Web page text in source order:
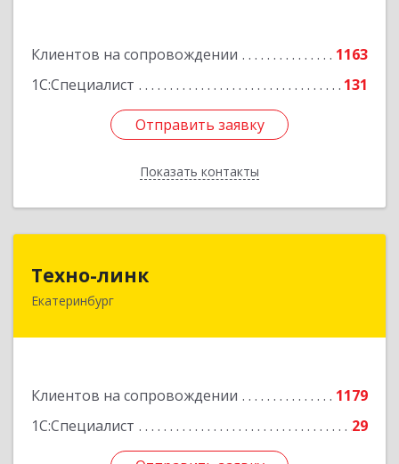
Клиентов на сопровождении
1163
1С:Специалист
131
Отправить заявку
Показать контакты
Подробнее
Отправить заявку
Назад
Техно-линк
Екатеринбург
Клиентов на сопровождении
1179
1С:Специалист
29
620000, Свердловская обл, Екатеринбург г,